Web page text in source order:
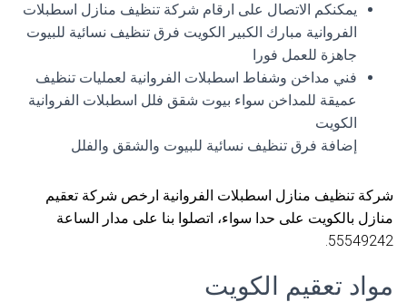
يمكنكم الاتصال على ارقام شركة تنظيف منازل اسطبلات
الفروانية مبارك الكبير الكويت فرق تنظيف نسائية للبيوت
جاهزة للعمل فورا
فني مداخن وشفاط اسطبلات الفروانية لعمليات تنظيف
عميقة للمداخن سواء بيوت شقق فلل اسطبلات الفروانية
الكويت
إضافة فرق تنظيف نسائية للبيوت والشقق والفلل
شركة تنظيف منازل اسطبلات الفروانية ارخص شركة تعقيم
منازل بالكويت على حدا سواء، اتصلوا بنا على مدار الساعة
55549242.
مواد تعقيم الكويت